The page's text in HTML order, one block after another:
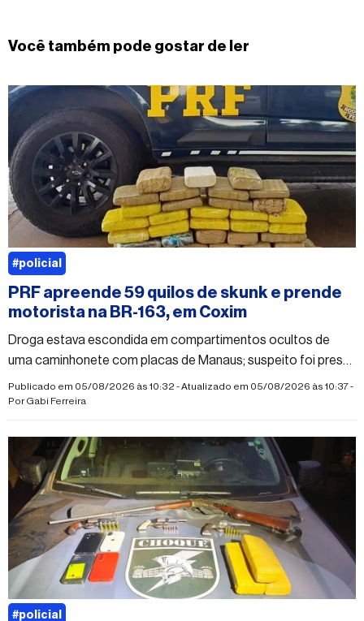
Você também pode gostar de ler
PRF apreende 59 quilos de skunk e prende
motorista na BR-163, em Coxim
Droga estava escondida em compartimentos ocultos de
uma caminhonete com placas de Manaus; suspeito foi preso
em flagrante por tráfico
Publicado em 05/08/2026 às 10:32 - Atualizado em 05/08/2026 às 10:37 -
PorGabi Ferreira
#policial
#policial